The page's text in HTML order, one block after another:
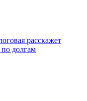
расскажет
по долгам